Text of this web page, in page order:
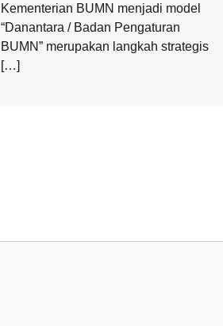
Kementerian BUMN menjadi model
“Danantara / Badan Pengaturan
BUMN” merupakan langkah strategis
[…]